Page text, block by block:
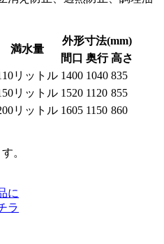
満水量
外形寸法(mm)
間口 奥行 高さ
リットル 1400 1040 835
リットル 1520 1120 855
リットル 1605 1150 860
。
に
ラ